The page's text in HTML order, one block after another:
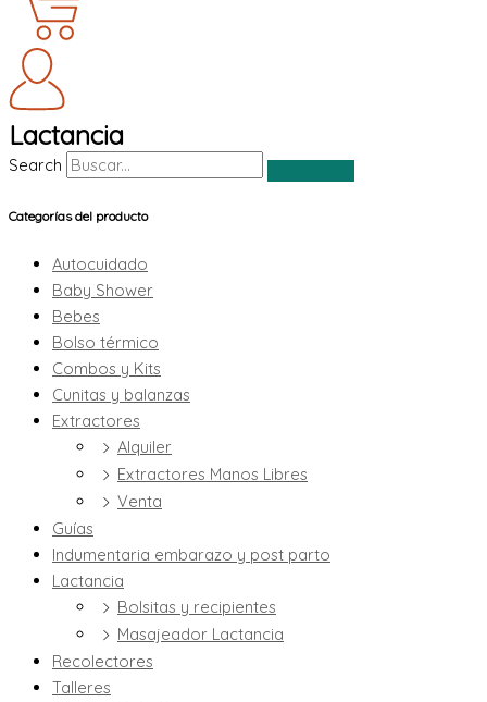
Lactancia
Search
Categorías del producto
Autocuidado
Baby Shower
Bebes
Bolso térmico
Combos y Kits
Cunitas y balanzas
Extractores
Alquiler
Extractores Manos Libres
Venta
Guías
Indumentaria embarazo y post parto
Lactancia
Bolsitas y recipientes
Masajeador Lactancia
Recolectores
Talleres